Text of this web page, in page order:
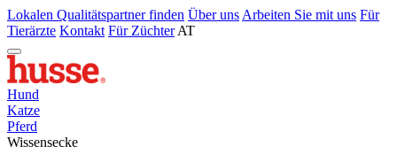
Lokalen Qualitätspartner finden Über uns Arbeiten Sie mit uns Für
Tierärzte Kontakt Für Züchter AT
Hund
Katze
Pferd
Wissensecke